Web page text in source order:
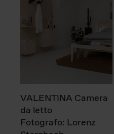
VALENTINA Camera
da letto
Fotografo: Lorenz